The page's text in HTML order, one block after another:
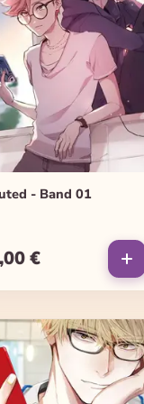
- Band 01
Preis:
€